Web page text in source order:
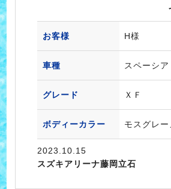
お客様 H様
車種 スペーシア
グレード ＸＦ
ボディーカラー モスグレ
2023.10.15
スズキアリーナ藤岡立石